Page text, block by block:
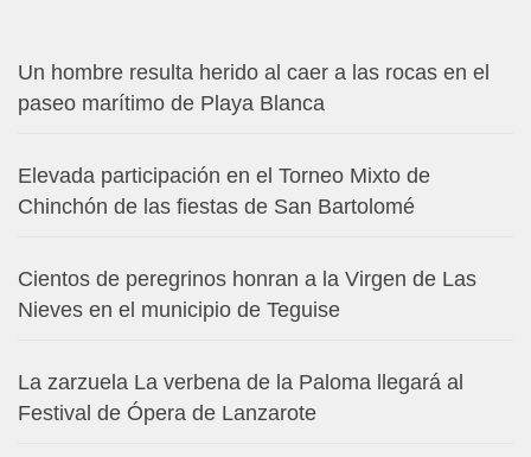
Un hombre resulta herido al caer a las rocas en el
paseo marítimo de Playa Blanca
Elevada participación en el Torneo Mixto de
Chinchón de las fiestas de San Bartolomé
Cientos de peregrinos honran a la Virgen de Las
Nieves en el municipio de Teguise
La zarzuela La verbena de la Paloma llegará al
Festival de Ópera de Lanzarote